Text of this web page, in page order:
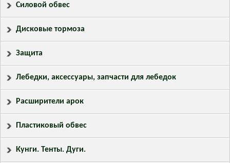
Силовой обвес
Дисковые тормоза
Защита
Лебедки, аксессуары, запчасти для лебедок
Расширители арок
Пластиковый обвес
Кунги. Тенты. Дуги.